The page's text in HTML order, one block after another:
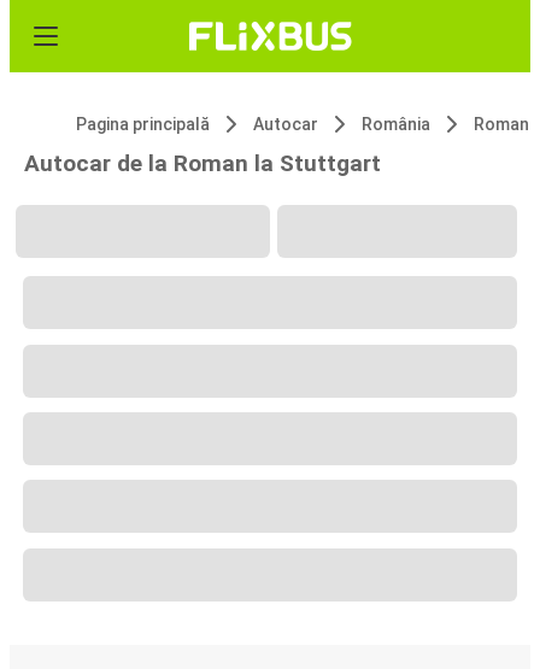
Pagina principală Autocar România Roman
Autocar de la Roman la Stuttgart